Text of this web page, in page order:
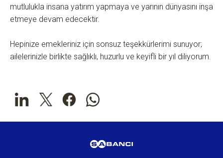
mutlulukla insana yatırım yapmaya ve yarının dünyasını inşa
etmeye devam edecektir.
Hepinize emekleriniz için sonsuz teşekkürlerimi sunuyor;
ailelerinizle birlikte sağlıklı, huzurlu ve keyifli bir yıl diliyorum.